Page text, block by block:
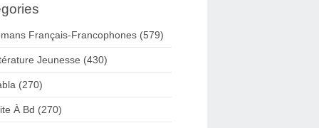
Français-Francophones (579)
Jeunesse (430)
(270)
À Bd (270)